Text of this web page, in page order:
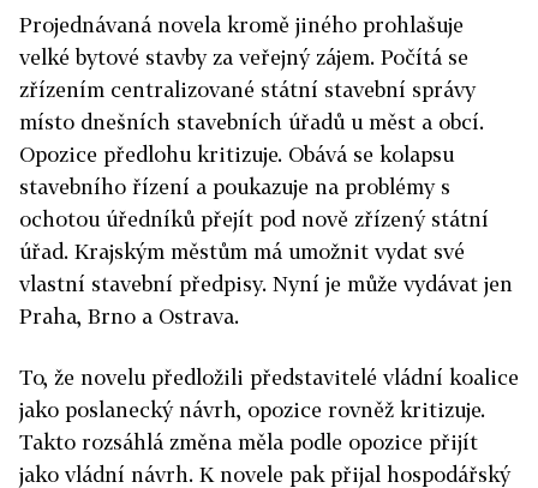
Projednávaná novela kromě jiného prohlašuje
velké bytové stavby za veřejný zájem. Počítá se
zřízením centralizované státní stavební správy
místo dnešních stavebních úřadů u měst a obcí.
Opozice předlohu kritizuje. Obává se kolapsu
stavebního řízení a poukazuje na problémy s
ochotou úředníků přejít pod nově zřízený státní
úřad. Krajským městům má umožnit vydat své
vlastní stavební předpisy. Nyní je může vydávat jen
Praha, Brno a Ostrava.
To, že novelu předložili představitelé vládní koalice
jako poslanecký návrh, opozice rovněž kritizuje.
Takto rozsáhlá změna měla podle opozice přijít
jako vládní návrh. K novele pak přijal hospodářský